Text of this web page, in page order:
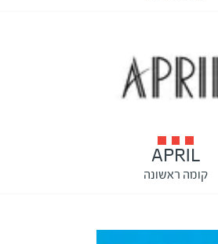
APRIL
קומה ראשונה